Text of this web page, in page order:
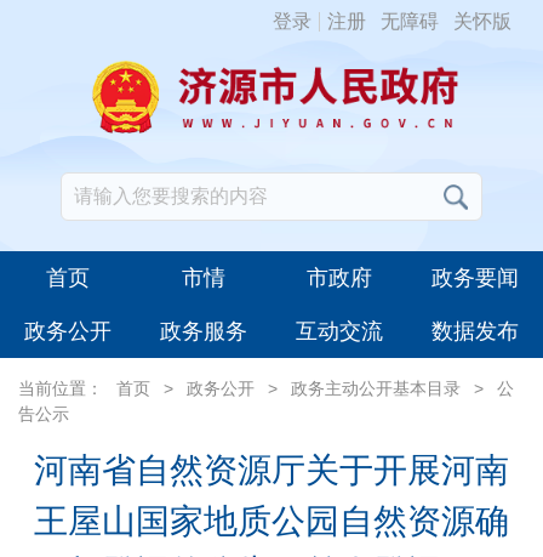
登录 注册 无障碍 关怀版
首页 市情 市政府 政务要闻
政务公开 政务服务 互动交流 数据发布
当前位置： 首页 > 政务公开 > 政务主动公开基本目录 >
公
告公示
河南省自然资源厅关于开展河南
王屋山国家地质公园自然资源确